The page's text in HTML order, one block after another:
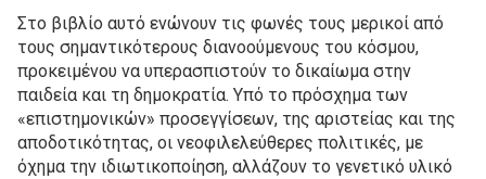
Στο βιβλίο αυτό ενώνουν τις φωνές τους μερικοί από
τους σημαντικότερους διανοούμενους του κόσμου,
προκειμένου να υπερασπιστούν το δικαίωμα στην
παιδεία και τη δημοκρατία. Υπό το πρόσχημα των
«επιστημονικών» προσεγγίσεων, της αριστείας και της
αποδοτικότητας, οι νεοφιλελεύθερες πολιτικές, με
όχημα την ιδιωτικοποίηση, αλλάζουν το γενετικό υλικό